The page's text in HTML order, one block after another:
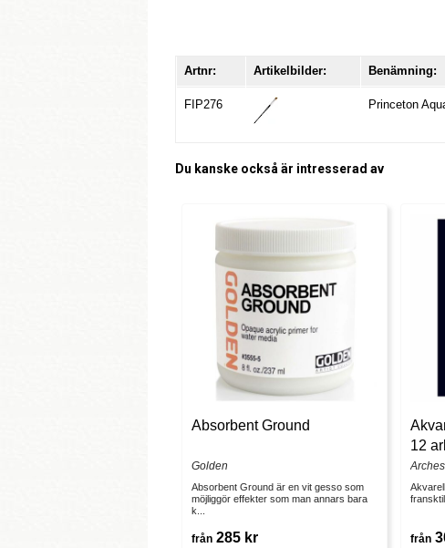
Artnr: Artikelbilder: Benämning:
FIP276 Princeton
Du kanske också är intresserad av
Absorbent Ground
Golden
Absorbent Ground är en vit gesso som
möjliggör effekter som man annars bara
k...
från 285 kr
12
Arches
från